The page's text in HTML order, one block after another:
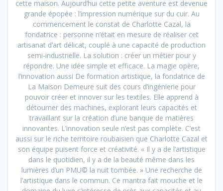
cette maison. Aujourd’hui cette petite aventure est devenue
grande épopée : l’impression numérique sur du cuir. Au
commencement le constat de Charlotte Cazal, la
fondatrice : personne n’était en mesure de réaliser cet
artisanat d’art délicat, couplé à une capacité de production
semi-industrielle. La solution : créer un métier pour y
répondre. Une idée simple et efficace. La magie opère,
l’innovation aussi De formation artistique, la fondatrice de
La Maison Demeure suit des cours d’ingénierie pour
pouvoir créer et innover sur les textiles. Elle apprend à
détourner des machines, explorant leurs capacités et
travaillant sur la création d’une banque de matières
innovantes. L’innovation seule n’est pas complète. C’est
aussi sur le riche territoire roubaisien que Charlotte Cazal et
son équipe puisent force et créativité. « Il y a de l’artistique
dans le quotidien, il y a de la beauté même dans les
lumières d’un PMU© la nuit tombée. » Une recherche de
l’artistique dans le commun. Ce mantra fait mouche et le